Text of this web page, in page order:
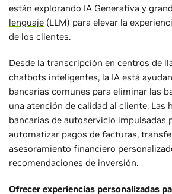
están explorando IA Generativa y
lenguaje (LLM) para elevar la
de los clientes.
Desde la transcripción en centros de
chatbots inteligentes, la IA está
bancarias comunes para eliminar las
una atención de calidad al cliente. Las
bancarias de autoservicio impulsadas
automatizar pagos de facturas,
asesoramiento financiero
recomendaciones de inversión.
Ofrecer experiencias personalizadas